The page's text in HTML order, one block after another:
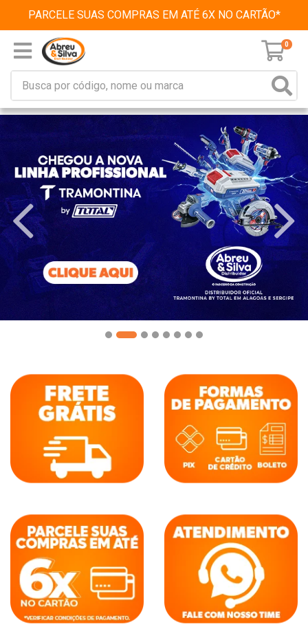
PARCELE SUAS COMPRAS EM ATÉ 6X NO CARTÃO*
0